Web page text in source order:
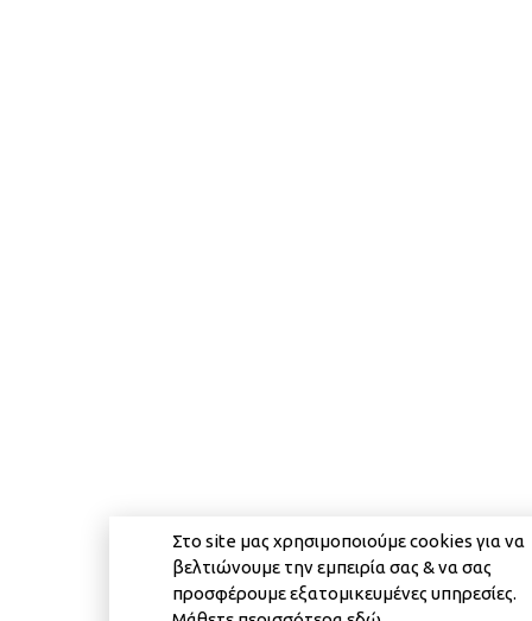
Στο site μας χρησιμοποιούμε cookies για να
βελτιώνουμε την εμπειρία σας & να σας
προσφέρουμε εξατομικευμένες υπηρεσίες.